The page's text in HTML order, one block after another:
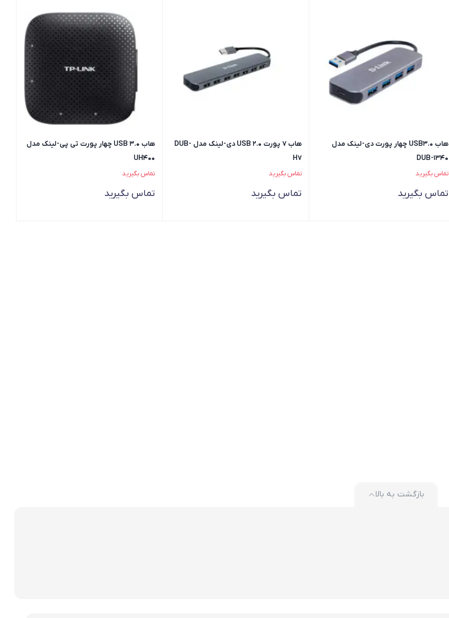
هاب USB3.0 چهار پورت دی-لینک مدل
DUB-1340
تماس بگیرید
تماس بگیرید
هاب 7 پورت USB 2.0 دی-لینک مدل DUB-
H7
تماس بگیرید
تماس بگیرید
هاب USB 3.0 چهار پورت تی پی-لینک مدل
UH400
تماس بگیرید
تماس بگیرید
بازگشت به بالا